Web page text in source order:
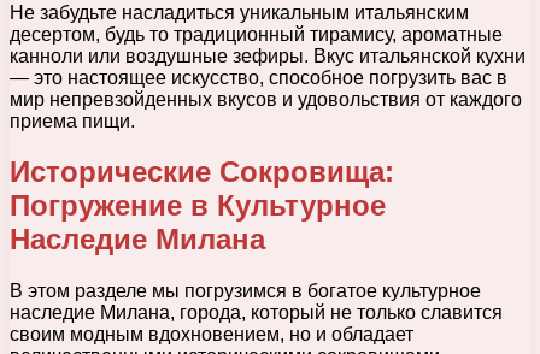
Не забудьте насладиться уникальным итальянским
десертом, будь то традиционный тирамису, ароматные
канноли или воздушные зефиры. Вкус итальянской кухни
— это настоящее искусство, способное погрузить вас в
мир непревзойденных вкусов и удовольствия от каждого
приема пищи.
Исторические Сокровища:
Погружение в Культурное
Наследие Милана
В этом разделе мы погрузимся в богатое культурное
наследие Милана, города, который не только славится
своим модным вдохновением, но и обладает